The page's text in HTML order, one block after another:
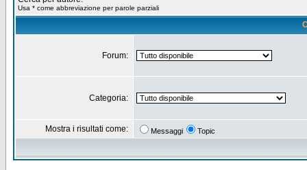
Usa * come abbreviazione per parole parziali
Forum:
Categoria:
Mostra i risultati come: Messaggi Topic